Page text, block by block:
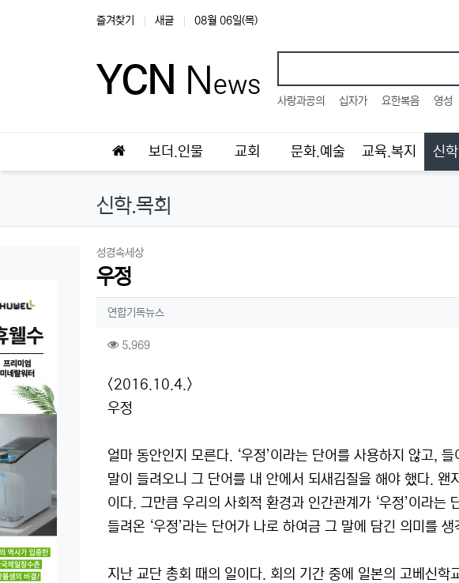
즐겨찾기 새글 08월 06일(목)
YCN N ews
인기검색어
사랑과공의 십자가 요한복음 영성
보더.인물 교회 문화.예술 교육.복지 신
홈으로
신학.목회
성경속세상분류
우정
작성자 정보
연합기독뉴스
컨텐츠 정보
5,969조회
본문
<2016.10.4.>
우정
얼마 동안인지 모른다. ‘우정’이라는 단어를 사용하지 않고,
말이 들려오니 그 단어를 내 안에서 되새김질을 해야 했다.
이다. 그만큼 우리의 사회적 환경과 인간관계가 ‘우정’이라는
들려온 ‘우정’라는 단어가 나로 하여금 그 말에 담긴 의미를 생
지난 교단 총회 때의 일이다. 회의 기간 중에 일본의 고베신학